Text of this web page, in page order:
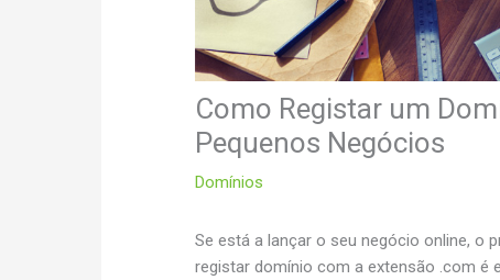
Como Registar um
Pequenos Negócios
Domínios
Se está a lançar o seu negócio online, o
registar domínio com a extensão .com é